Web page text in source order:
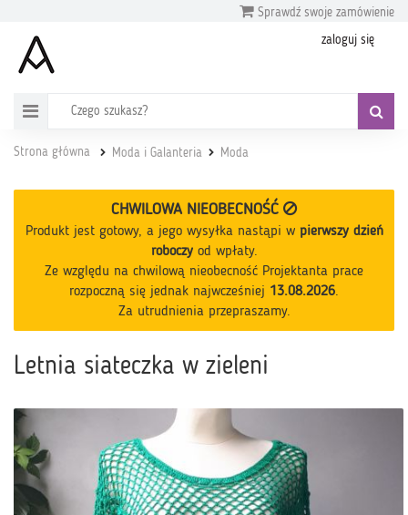
Sprawdź swoje zamówienie
zaloguj się
Strona główna Moda i Galanteria Moda
CHWILOWA NIEOBECNOŚĆ
Produkt jest gotowy, a jego wysyłka nastąpi w pierwszy dzień
roboczyod wpłaty.
Ze względu na chwilową nieobecność Projektanta prace
rozpoczną się jednak najwcześniej 13.08.2026.
Za utrudnienia przepraszamy.
Letnia siateczka w zieleni